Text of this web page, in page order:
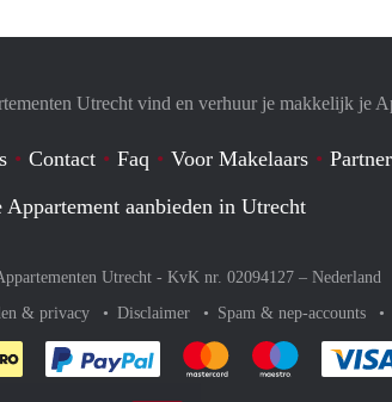
Utrecht vind en verhuur je makkelijk je
Contact Faq Voor Makelaars
Appartement aanbieden in Utrecht
Utrecht - KvK nr. 02094127 – Nederland
& privacy
Disclaimer Spam & nep-accounts
Je rekent gemakkelijk af met
Je rekent gemakkelijk
Je rekent